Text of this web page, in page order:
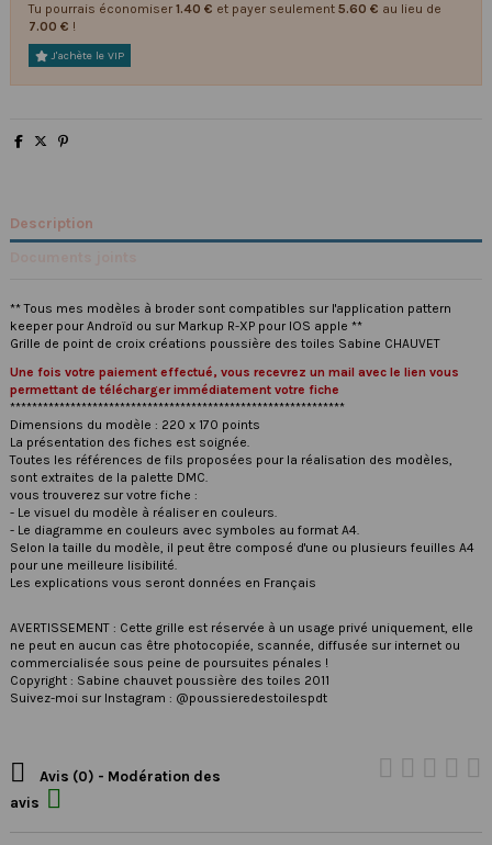
Tu pourrais économiser 1.40 € et payer seulement 5.60 € au lieu de
7.00 € !
J'achète le VIP
Description
** Tous mes modèles à broder sont compatibles sur l'application pattern
keeper pour Androïd ou sur Markup R-XP pour IOS apple **
Grille de point de croix créations poussière des toiles Sabine CHAUVET
Une fois votre paiement effectué, vous recevrez un mail avec le lien vous
permettant de télécharger immédiatement votre fiche
*************************************************************
Dimensions du modèle : 220 x 170 points
La présentation des fiches est soignée.
Toutes les références de fils proposées pour la réalisation des modèles,
sont extraites de la palette DMC.
vous trouverez sur votre fiche :
- Le visuel du modèle à réaliser en couleurs.
- Le diagramme en couleurs avec symboles au format A4.
Selon la taille du modèle, il peut être composé d'une ou plusieurs feuilles A4
pour une meilleure lisibilité.
Les explications vous seront données en Français
AVERTISSEMENT : Cette grille est réservée à un usage privé uniquement, elle
ne peut en aucun cas être photocopiée, scannée, diffusée sur internet ou
commercialisée sous peine de poursuites pénales !
Copyright : Sabine chauvet poussière des toiles 2011
Suivez-moi sur Instagram : @poussieredestoilespdt

Avis (0) - Modération des
avis
